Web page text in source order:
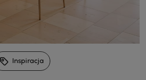
Inspiracja